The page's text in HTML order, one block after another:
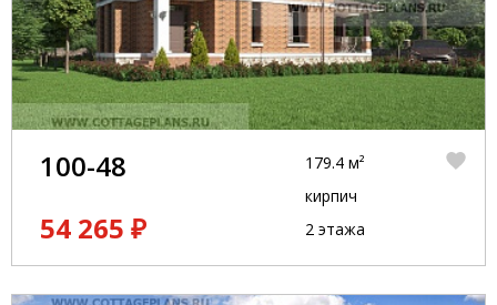
100-48
54 265 ₽
179.4 м²
кирпич
2 этажа